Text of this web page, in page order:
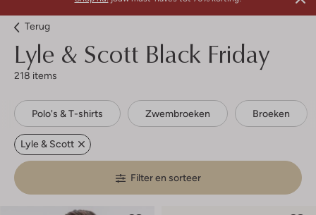
Terug
Lyle & Scott Black Friday
218 items
Polo's & T-shirts Zwembroeken Broeken
Lyle & Scott
Filter en sorteer